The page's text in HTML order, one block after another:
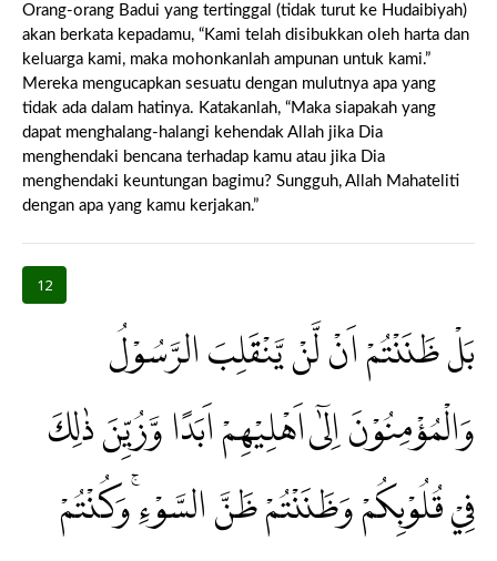
Orang-orang Badui yang tertinggal (tidak turut ke Hudaibiyah)
akan berkata kepadamu, “Kami telah disibukkan oleh harta dan
keluarga kami, maka mohonkanlah ampunan untuk kami.”
Mereka mengucapkan sesuatu dengan mulutnya apa yang
tidak ada dalam hatinya. Katakanlah, “Maka siapakah yang
dapat menghalang-halangi kehendak Allah jika Dia
menghendaki bencana terhadap kamu atau jika Dia
menghendaki keuntungan bagimu? Sungguh, Allah Mahateliti
dengan apa yang kamu kerjakan.”
12
بَلْ ظَنَنْتُمْ اَنْ لَّنْ يَّنْقَلِبَ الرَّسُوْلُ
وَالْمُؤْمِنُوْنَ اِلٰٓى اَهْلِيْهِمْ اَبَدًا وَّزُيِّنَ ذٰلِكَ
فِيْ قُلُوْبِكُمْ وَظَنَنْتُمْ ظَنَّ السَّوْءِۚ وَكُنْتُمْ